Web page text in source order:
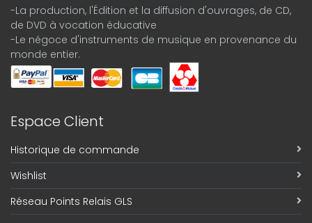
-La production, l'Édition et la diffusion d'ouvrages, de CD,
de DVD à vocation éducative
-Le négoce d'instruments de musique en provenance du
monde entier.
Espace Client
Historique de commande
Wishlist
Réseau Points Relais GLS